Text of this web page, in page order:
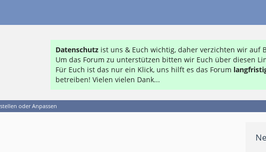
Datenschutz ist uns & Euch wichtig, daher verzichten wir auf
Um das Forum zu unterstützen bitten wir Euch über diesen
Für Euch ist das nur ein Klick, uns hilft es das Forum
betreiben! Vielen vielen Dank...
oder Anpassen